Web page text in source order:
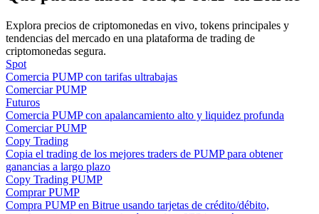
Guía de inicio de futuros
Estrategias comerciales
Aprenda cómo mantenerse rentable
Explora precios de criptomonedas en vivo, tokens principales y
tendencias del mercado en una plataforma de trading de
criptomonedas segura.
Spot
Comercia PUMP con tarifas ultrabajas
Comerciar PUMP
Futuros
Comercia PUMP con apalancamiento alto y liquidez profunda
Comerciar PUMP
Copy Trading
Copia el trading de los mejores traders de PUMP para obtener
ganancias a largo plazo
Copy Trading PUMP
Comprar PUMP
Compra PUMP en Bitrue usando tarjetas de crédito/débito,